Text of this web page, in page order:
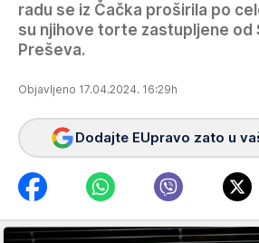
radu se iz Čačka proširila po
su njihove torte zastupljene od
Preševa.
Objavljeno 17.04.2024. 16:29h
Dodajte EUpravo zato u